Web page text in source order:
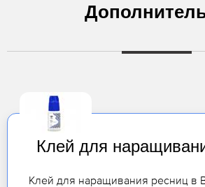
Клей для
Клей для наращивания ресниц в